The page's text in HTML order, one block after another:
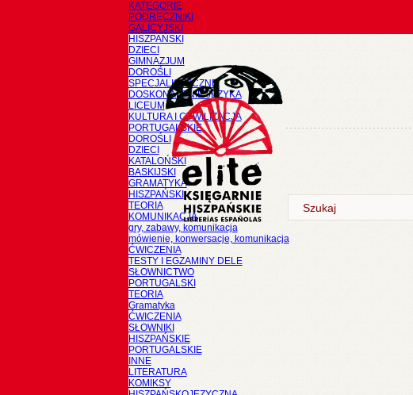
KATEGORIE
PODRĘCZNIKI
GALICYJSKI
HISZPAŃSKI
DZIECI
GIMNAZJUM
DOROŚLI
SPECJALISTYCZNE
DOSKONALENIE JĘZYKA
LICEUM
KULTURA I CYWILIZACJA
PORTUGALSKIE
DOROŚLI
DZIECI
KATALOŃSKI
BASKIJSKI
GRAMATYKA
HISZPAŃSKI
TEORIA
KOMUNIKACJA
gry, zabawy, komunikacja
mówienie, konwersacje, komunikacja
ĆWICZENIA
TESTY I EGZAMINY DELE
SŁOWNICTWO
PORTUGALSKI
TEORIA
Gramatyka
ĆWICZENIA
SŁOWNIKI
HISZPAŃSKIE
PORTUGALSKIE
INNE
LITERATURA
KOMIKSY